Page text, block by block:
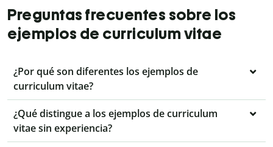
Preguntas frecuentes sobre los
ejemplos de curriculum vitae
¿Por qué son diferentes los ejemplos de
curriculum vitae?
¿Qué distingue a los ejemplos de curriculum
vitae sin experiencia?